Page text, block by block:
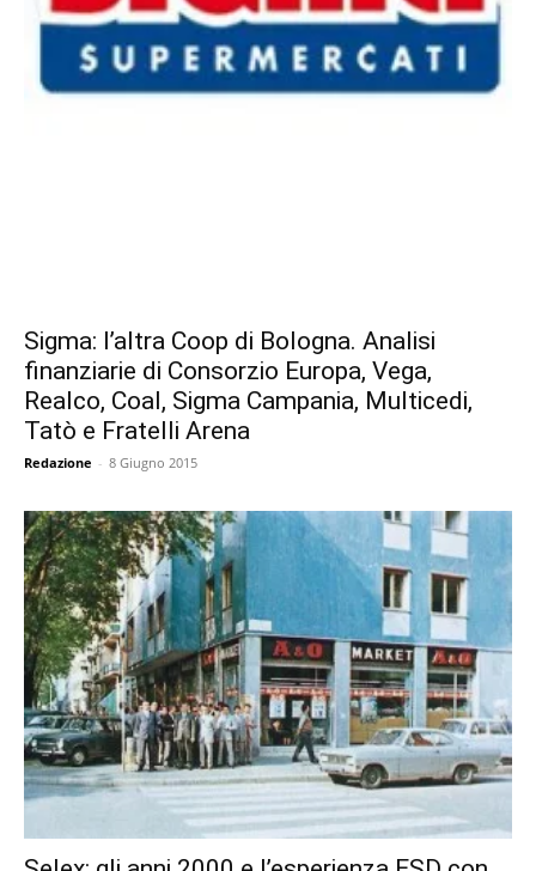
Sigma: l’altra Coop di Bologna. Analisi
finanziarie di Consorzio Europa, Vega,
Realco, Coal, Sigma Campania, Multicedi,
Tatò e Fratelli Arena
Redazione - 8 Giugno 2015